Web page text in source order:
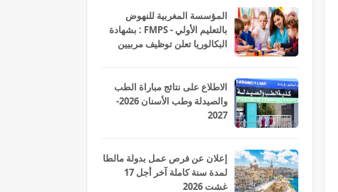
المؤسسة المغربية للنهوض
بالتعليم الأولي - FMPS : بشهادة
البكالوريا تعلن توظيف مربيين
الاطلاع على نتائج مباراة الطب
والصيدلة وطب الأسنان 2026-
2027
إعلان عن فرص عمل بدولة مالطا
لمدة سنة كاملة آخر أجل 17
غشت 2026